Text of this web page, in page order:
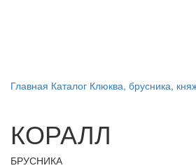
Главная Каталог Клюква, брусника,
КОРАЛЛ
БРУСНИКА